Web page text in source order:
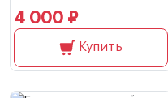
4 000 ₽
Купить